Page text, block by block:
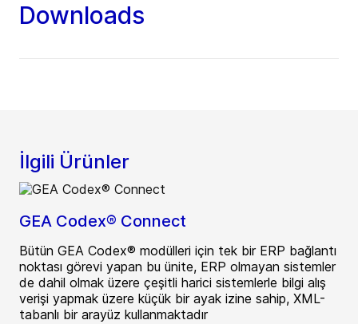
Downloads
İlgili Ürünler
GEA Codex® Connect
Bütün GEA Codex® modülleri için tek bir ERP bağlantı
noktası görevi yapan bu ünite, ERP olmayan sistemler
de dahil olmak üzere çeşitli harici sistemlerle bilgi alış
verişi yapmak üzere küçük bir ayak izine sahip, XML-
tabanlı bir arayüz kullanmaktadır